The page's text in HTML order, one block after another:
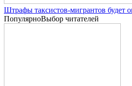
Штрафы таксистов-мигрантов будет
ПопулярноВыбор читателей